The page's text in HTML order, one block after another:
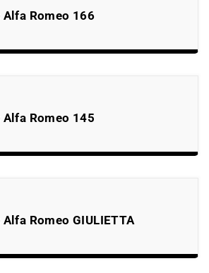
Romeo 166
Romeo 145
Romeo GIULIETTA